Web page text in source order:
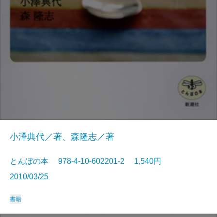
小澤典代／著、森隆志／著
とんぼの本 978-4-10-602201-2 1,540円
2010/03/25
書籍